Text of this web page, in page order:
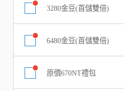
3280金豆(首儲雙倍)
6480金豆(首儲雙倍)
原價670NT禮包